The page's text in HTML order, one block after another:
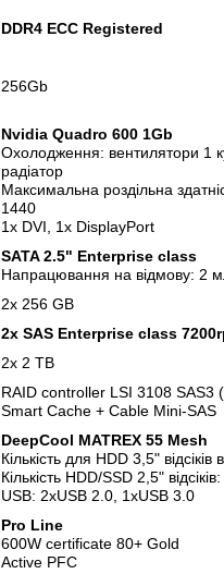
DDR4 ECC Registered
256Gb
Nvidia Quadro 600 1Gb
Охолодження: вентилятори 1
радіатор
Максимальна роздільна
1440
1x DVI, 1x DisplayPort
SATA 2.5" Enterprise class
Напрацювання на відмову: 2
2х 256 GB
2x SAS Enterprise class
2х 2 TB
RAID controller LSI 3108 SAS3
Smart Cache + Cable Mini-SAS
DeepCool MATREX 55 Mesh
Кількість для HDD 3,5" відсіків
Кількість HDD/SSD 2,5"
USB: 2xUSB 2.0, 1xUSB 3.0
Pro Line
600W certificate 80+ Gold
Active PFC